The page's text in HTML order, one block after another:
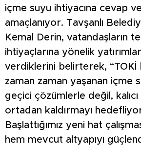
içme suyu ihtiyacına cevap
amaçlanıyor. Tavşanlı
Kemal Derin, vatandaşların
ihtiyaçlarına yönelik
verdiklerini belirterek, “TOKİ
zaman zaman yaşanan içme
geçici çözümlerle değil, kalıcı
ortadan kaldırmayı
Başlattığımız yeni hat
hem mevcut altyapıyı